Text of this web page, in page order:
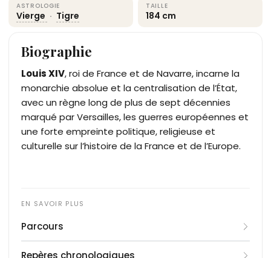
ASTROLOGIE
Vierge · Tigre
TAILLE
184 cm
Biographie
Louis XIV, roi de France et de Navarre, incarne la
monarchie absolue et la centralisation de l’État,
avec un règne long de plus de sept décennies
marqué par Versailles, les guerres européennes et
une forte empreinte politique, religieuse et
culturelle sur l’histoire de la France et de l’Europe.
Parcours
Repères chronologiques